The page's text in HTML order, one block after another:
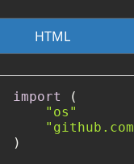
import
(
"os"
)